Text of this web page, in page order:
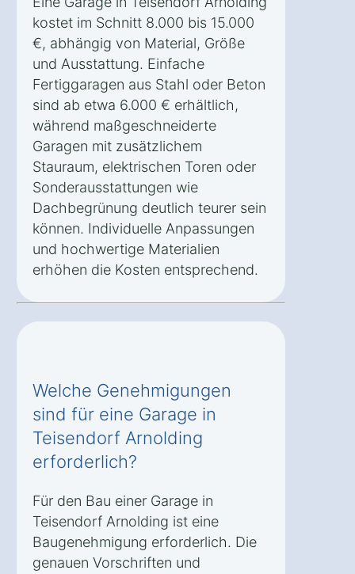
kostet im Schnitt 8.000 bis 15.000
€, abhängig von Material, Größe
und Ausstattung. Einfache
Fertiggaragen aus Stahl oder Beton
sind ab etwa 6.000 € erhältlich,
während maßgeschneiderte
Garagen mit zusätzlichem
Stauraum, elektrischen Toren oder
Sonderausstattungen wie
Dachbegrünung deutlich teurer sein
können. Individuelle Anpassungen
und hochwertige Materialien
erhöhen die Kosten entsprechend.
Welche Genehmigungen
sind für eine Garage in
Teisendorf Arnolding
erforderlich?
Für den Bau einer Garage in
Teisendorf Arnolding ist eine
Baugenehmigung erforderlich. Die
genauen Vorschriften und